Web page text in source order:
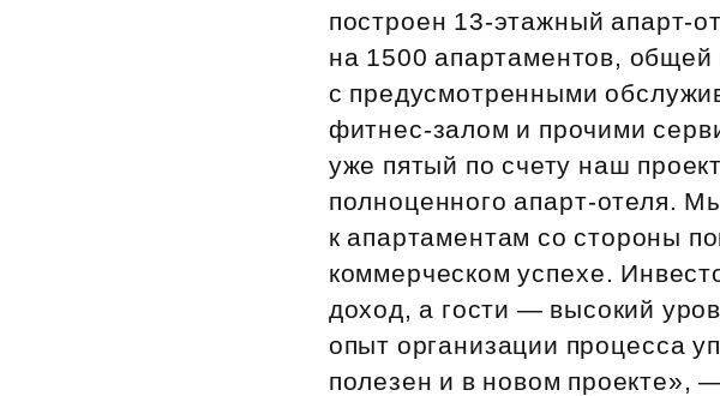
Субсидии
построен 13‑этажный
на 1500 апартаментов,
с предусмотренными
фитнес‑залом и прочими
уже пятый по счету наш
полноценного апарт‑отеля.
к апартаментам со стороны
коммерческом успехе.
доход, а гости — высокий
опыт организации процесса
полезен и в новом проекте»,